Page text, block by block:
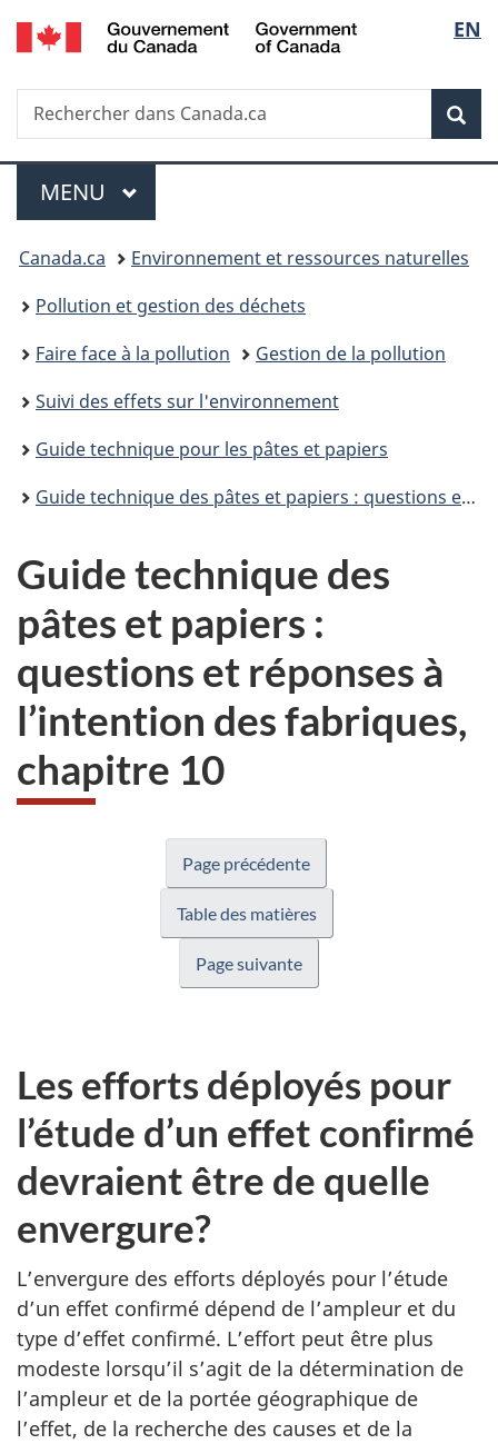
Passer
au
principal
Passer
à
Au
du
Passer
à
version
simplifiée
de
la
EN
Recherche
Rechercher
dans
Menu
MENU PRINCIPAL
Vous
êtes
ici :
Canada.ca
Environnement et ressources naturelles
Pollution et gestion des déchets
Faire face à la pollution
Gestion de la pollution
Suivi des effets sur l'environnement
Guide technique pour les pâtes et papiers
Guide technique des pâtes et papiers : questions et réponses à l’intention des fabriques
Guide technique des
pâtes et papiers :
questions et réponses à
l’intention des fabriques,
chapitre 10
Page précédente
Table des matières
Page suivante
Les efforts déployés pour
l’étude d’un effet confirmé
devraient être de quelle
envergure?
L’envergure des efforts déployés pour l’étude
d’un effet confirmé dépend de l’ampleur et du
type d’effet confirmé. L’effort peut être plus
modeste lorsqu’il s’agit de la détermination de
l’ampleur et de la portée géographique de
l’effet, de la recherche des causes et de la